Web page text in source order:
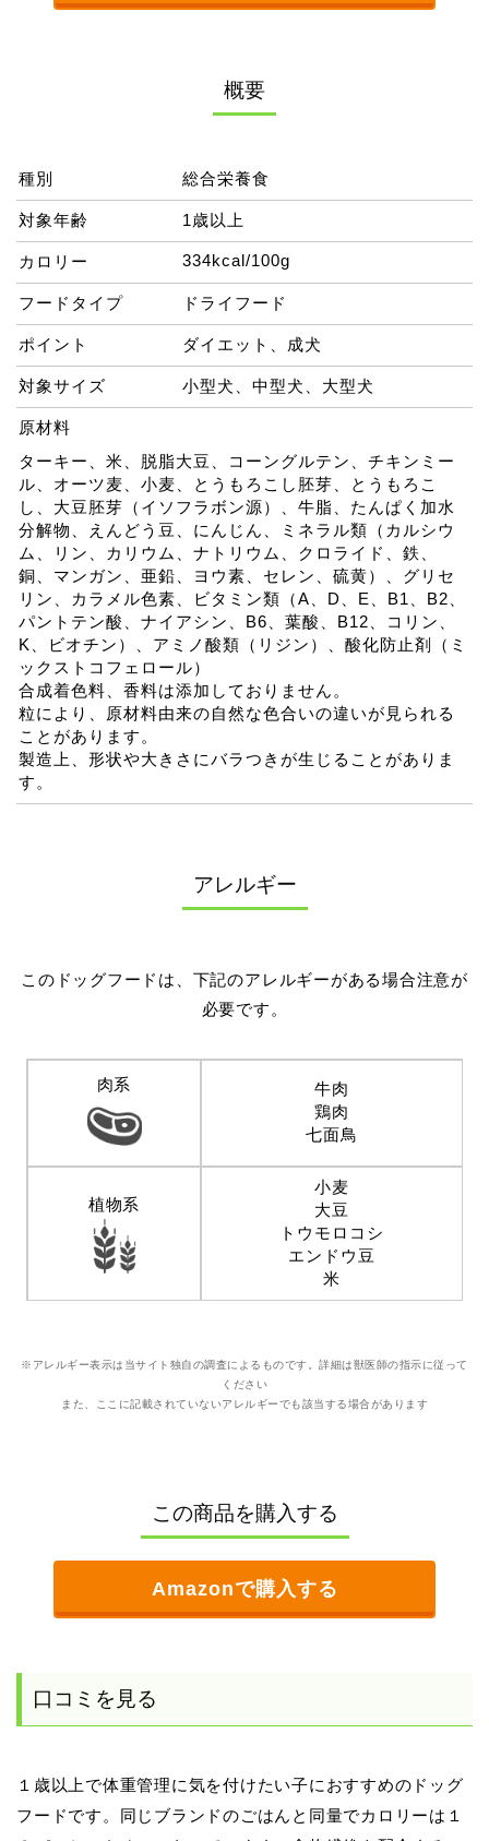
概要
種別 総合栄養食
対象年齢 1歳以上
カロリー 334kcal/100g
フードタイプ ドライフード
ポイント ダイエット、成犬
対象サイズ 小型犬、中型犬、大型犬
原材料
ターキー、米、脱脂大豆、コーングルテン、チキンミー
ル、オーツ麦、小麦、とうもろこし胚芽、とうもろこ
し、大豆胚芽（イソフラボン源）、牛脂、たんぱく加水
分解物、えんどう豆、にんじん、ミネラル類（カルシウ
ム、リン、カリウム、ナトリウム、クロライド、鉄、
銅、マンガン、亜鉛、ヨウ素、セレン、硫黄）、グリセ
リン、カラメル色素、ビタミン類（A、D、E、B1、B2、
パントテン酸、ナイアシン、B6、葉酸、B12、コリン、
K、ビオチン）、アミノ酸類（リジン）、酸化防止剤（ミ
ックストコフェロール）
合成着色料、香料は添加しておりません。
粒により、原材料由来の自然な色合いの違いが見られる
ことがあります。
製造上、形状や大きさにバラつきが生じることがありま
す。
アレルギー
このドッグフードは、下記のアレルギーがある場合注意が
必要です。
肉系
牛肉
鶏肉
七面鳥
植物系
小麦
大豆
トウモロコシ
エンドウ豆
米
※アレルギー表示は当サイト独自の調査によるものです。詳細は獣医師の指示に従って
ください
また、ここに記載されていないアレルギーでも該当する場合があります
この商品を購入する
Amazonで購入する
口コミを見る
１歳以上で体重管理に気を付けたい子におすすめのドッグ
フードです。同じブランドのごはんと同量でカロリーは１